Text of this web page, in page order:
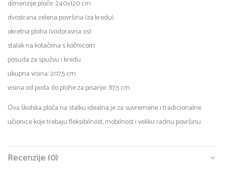
dimenzije ploče: 240×120 cm
dvostrana zelena površina (za kredu)
okretna ploha (vodoravna os)
stalak na kotačima s kočnicom
posuda za spužvu i kredu
ukupna visina: 207,5 cm
visina od poda do plohe za pisanje: 87,5 cm
Ova školska ploča na stalku idealna je za suvremene i tradicionalne
učionice koje trebaju fleksibilnost, mobilnost i veliku radnu površinu.
Recenzije (0)